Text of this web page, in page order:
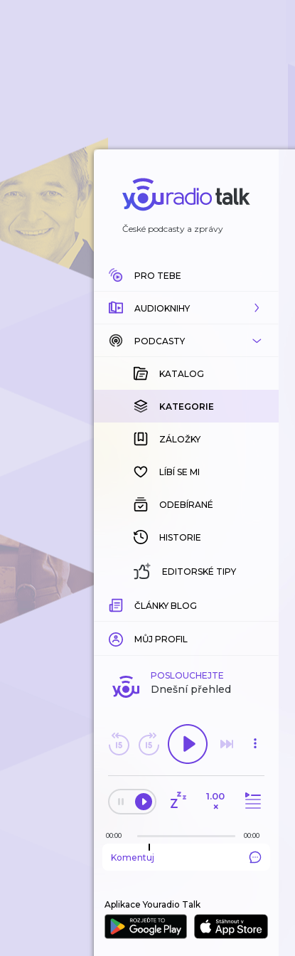
České podcasty a zprávy
PRO TEBE
AUDIOKNIHY
KATALOG
KOUPENÉ
KATEGORIE
ZÁLOŽKY
HISTORIE
PODCASTY
KATALOG
KATEGORIE
ZÁLOŽKY
LÍBÍ SE MI
ODEBÍRANÉ
HISTORIE
EDITORSKÉ TIPY
ČLÁNKY BLOG
MŮJ PROFIL
POSLOUCHEJTE
Dnešní přehled
1.00
×
00:00 00:00
Komentuj
Aplikace Youradio Talk